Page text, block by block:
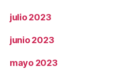
julio 2023
junio 2023
mayo 2023